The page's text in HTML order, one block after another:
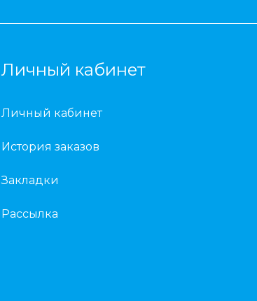
Личный кабинет
Личный кабинет
История заказов
Закладки
Рассылка